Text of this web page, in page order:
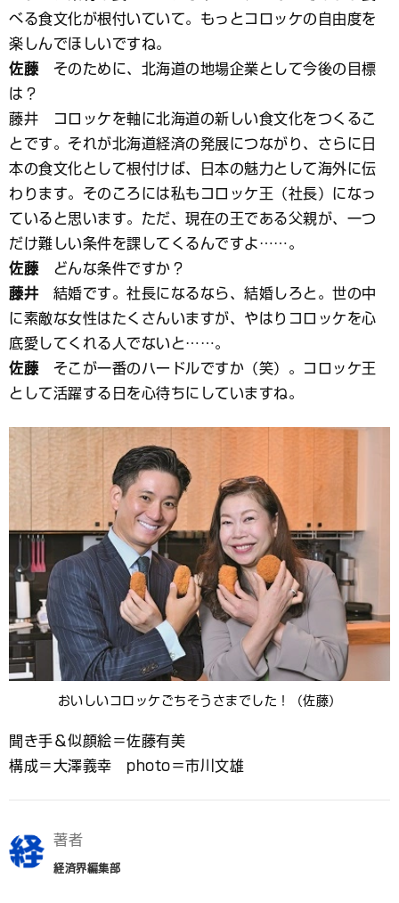
べる食文化が根付いていて。もっとコロッケの自由度を
楽しんでほしいですね。
佐藤そのために、北海道の地場企業として今後の目標
は？
藤井 コロッケを軸に北海道の新しい食文化をつくるこ
とです。それが北海道経済の発展につながり、さらに日
本の食文化として根付けば、日本の魅力として海外に伝
わります。そのころには私もコロッケ王（社長）になっ
ていると思います。ただ、現在の王である父親が、一つ
だけ難しい条件を課してくるんですよ……。
佐藤どんな条件ですか？
藤井結婚です。社長になるなら、結婚しろと。世の中
に素敵な女性はたくさんいますが、やはりコロッケを心
底愛してくれる人でないと……。
佐藤そこが一番のハードルですか（笑）。コロッケ王
として活躍する日を心待ちにしていますね。
おいしいコロッケごちそうさまでした！（佐藤）
聞き手＆似顔絵＝佐藤有美
構成＝大澤義幸 photo＝市川文雄
著者
経済界編集部